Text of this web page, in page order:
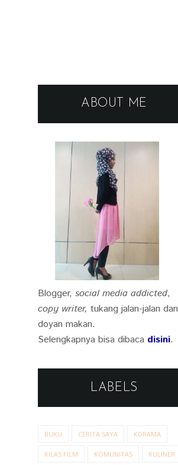
ABOUT ME
Blogger, social media addicted,
copy writer, tukang jalan-jalan dan
doyan makan.
Selengkapnya bisa dibaca disini.
LABELS
BUKU CERITA SAYA KDRAMA
KILAS FILM KOMUNITAS KULINER